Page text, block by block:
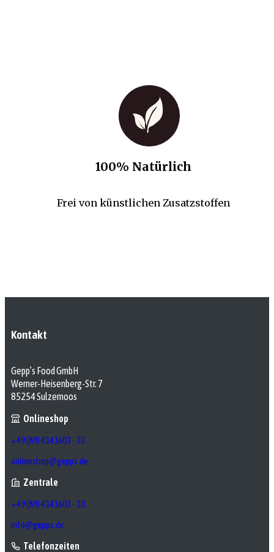
100% Natürlich
Frei von künstlichen Zusatzstoffen
Kontakt
Gepp’s Food GmbH
Werner-Heisenberg-Str. 7
85254 Sulzemoos
Onlineshop
+49 (89) 4141603 - 33
onlineshop@gepps.de
Zentrale
+49 (89) 4141603 - 10
info@gepps.de
Telefonzeiten